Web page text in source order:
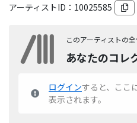
アーティストID： 10025585
このアーティストの
あなたのコレ
ログインすると、ここ
表示されます。